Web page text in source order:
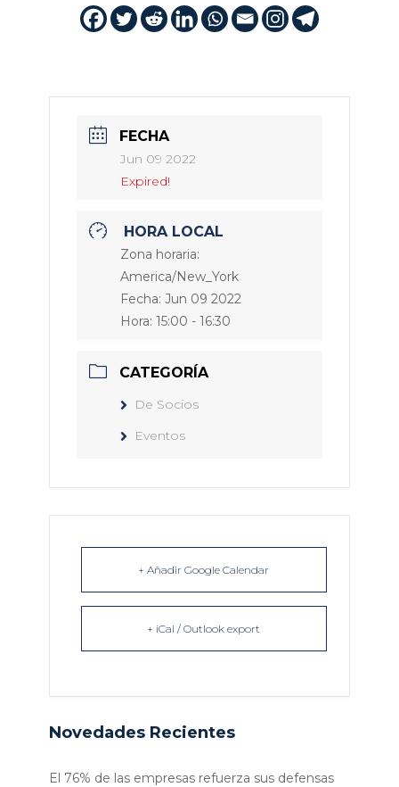
FECHA
Jun 09 2022
Expired!
HORA LOCAL
Zona horaria:
America/New_York
Fecha: Jun 09 2022
Hora: 15:00 - 16:30
CATEGORÍA
De Socios
Eventos
+ Añadir Google Calendar
+ iCal / Outlook export
Novedades Recientes
El 76% de las empresas refuerza sus defensas